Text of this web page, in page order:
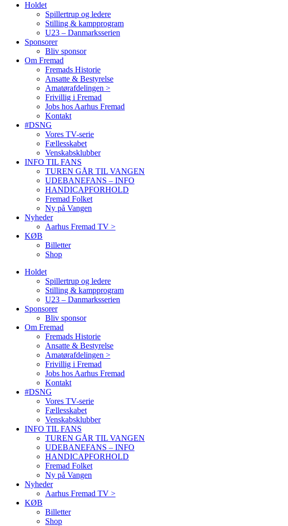
Holdet
Spillertrup og ledere
Stilling & kampprogram
U23 – Danmarksserien
Sponsorer
Bliv sponsor
Om Fremad
Fremads Historie
Ansatte & Bestyrelse
Amatørafdelingen >
Frivillig i Fremad
Jobs hos Aarhus Fremad
Kontakt
#DSNG
Vores TV-serie
Fællesskabet
Venskabsklubber
INFO TIL FANS
TUREN GÅR TIL VANGEN
UDEBANEFANS – INFO
HANDICAPFORHOLD
Fremad Folket
Ny på Vangen
Nyheder
Aarhus Fremad TV >
KØB
Billetter
Shop
Holdet
Spillertrup og ledere
Stilling & kampprogram
U23 – Danmarksserien
Sponsorer
Bliv sponsor
Om Fremad
Fremads Historie
Ansatte & Bestyrelse
Amatørafdelingen >
Frivillig i Fremad
Jobs hos Aarhus Fremad
Kontakt
#DSNG
Vores TV-serie
Fællesskabet
Venskabsklubber
INFO TIL FANS
TUREN GÅR TIL VANGEN
UDEBANEFANS – INFO
HANDICAPFORHOLD
Fremad Folket
Ny på Vangen
Nyheder
Aarhus Fremad TV >
KØB
Billetter
Shop